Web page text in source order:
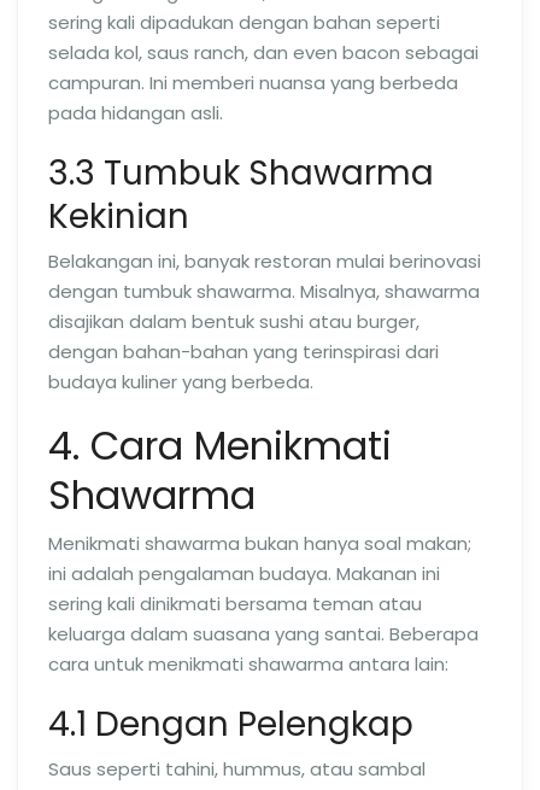
sering kali dipadukan dengan bahan seperti
selada kol, saus ranch, dan even bacon sebagai
campuran. Ini memberi nuansa yang berbeda
pada hidangan asli.
3.3 Tumbuk Shawarma
Kekinian
Belakangan ini, banyak restoran mulai berinovasi
dengan tumbuk shawarma. Misalnya, shawarma
disajikan dalam bentuk sushi atau burger,
dengan bahan-bahan yang terinspirasi dari
budaya kuliner yang berbeda.
4. Cara Menikmati
Shawarma
Menikmati shawarma bukan hanya soal makan;
ini adalah pengalaman budaya. Makanan ini
sering kali dinikmati bersama teman atau
keluarga dalam suasana yang santai. Beberapa
cara untuk menikmati shawarma antara lain:
4.1 Dengan Pelengkap
Saus seperti tahini, hummus, atau sambal